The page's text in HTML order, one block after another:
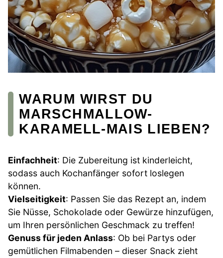
WARUM WIRST DU
MARSCHMALLOW-
KARAMELL-MAIS LIEBEN?
Einfachheit: Die Zubereitung ist kinderleicht,
sodass auch Kochanfänger sofort loslegen
können.
Vielseitigkeit: Passen Sie das Rezept an, indem
Sie Nüsse, Schokolade oder Gewürze hinzufügen,
um Ihren persönlichen Geschmack zu treffen!
Genuss für jeden Anlass: Ob bei Partys oder
gemütlichen Filmabenden – dieser Snack zieht